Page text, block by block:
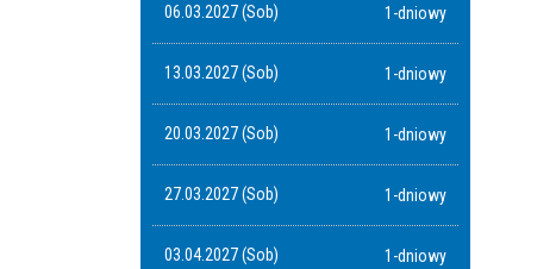
06.03.2027 (Sob) 1-dniowy
13.03.2027 (Sob) 1-dniowy
20.03.2027 (Sob) 1-dniowy
27.03.2027 (Sob) 1-dniowy
03.04.2027 (Sob) 1-dniowy